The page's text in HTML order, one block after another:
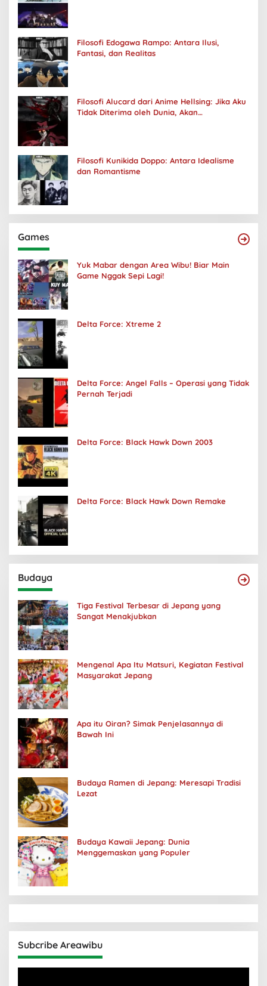
Filosofi Edogawa Rampo: Antara Ilusi,
Fantasi, dan Realitas
Filosofi Alucard dari Anime Hellsing: Jika Aku
Tidak Diterima oleh Dunia, Akan
Filosofi Kunikida Doppo: Antara Idealisme
dan Romantisme
Games
Yuk Mabar dengan Area Wibu! Biar Main
Game Nggak Sepi Lagi!
Delta Force: Xtreme 2
Delta Force: Angel Falls – Operasi yang Tidak
Pernah Terjadi
Delta Force: Black Hawk Down 2003
Delta Force: Black Hawk Down Remake
Budaya
Tiga Festival Terbesar di Jepang yang
Sangat Menakjubkan
Mengenal Apa Itu Matsuri, Kegiatan Festival
Masyarakat Jepang
Apa itu Oiran? Simak Penjelasannya di
Bawah Ini
Budaya Ramen di Jepang: Meresapi Tradisi
Lezat
Budaya Kawaii Jepang: Dunia
Menggemaskan yang Populer
Subcribe Areawibu